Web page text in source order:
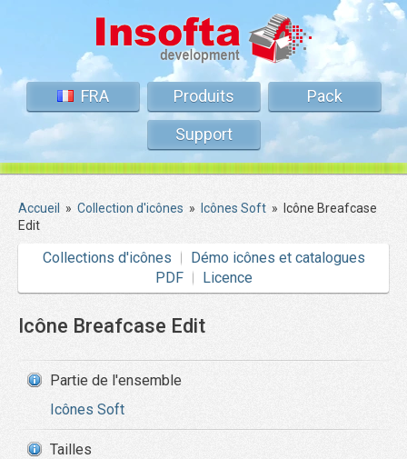
FRA Produits
Pack
Support
Accueil » Collection d'icônes » Icônes Soft »
Icône Breafcase
Edit
Collections d'icônes
Démo icônes et catalogues
PDF
Licence
Icône Breafcase Edit
Partie de l'ensemble
Icônes Soft
Tailles